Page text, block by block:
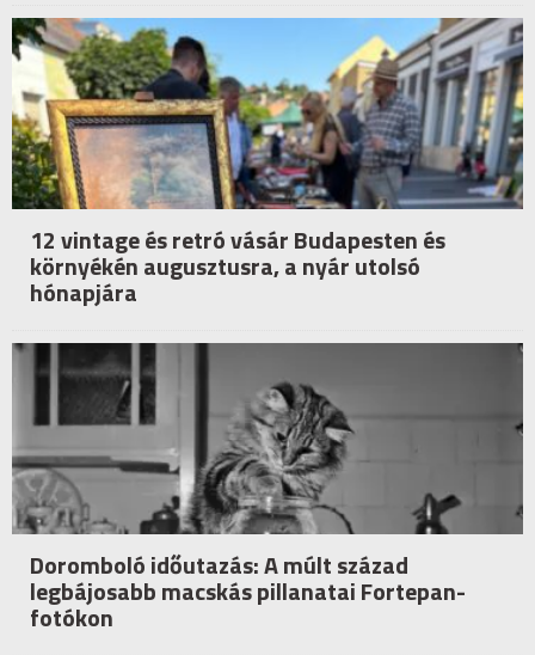
12 vintage és retró vásár Budapesten és
környékén augusztusra, a nyár utolsó
hónapjára
Doromboló időutazás: A múlt század
legbájosabb macskás pillanatai Fortepan-
fotókon